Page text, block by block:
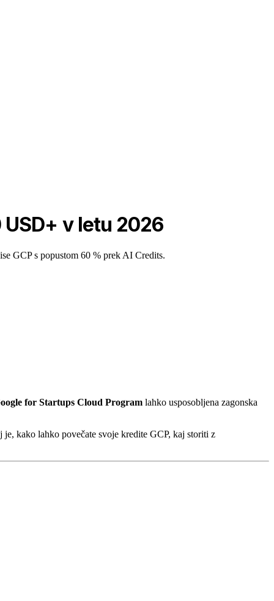
v letu 2026
GCP s popustom 60 % prek AI Credits.
for Startups Cloud Program lahko usposobljena zagonska
kako lahko povečate svoje kredite GCP, kaj storiti z